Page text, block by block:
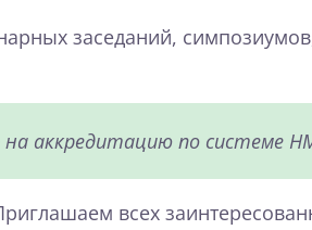
заседаний,
аккредитацию по системе
всех